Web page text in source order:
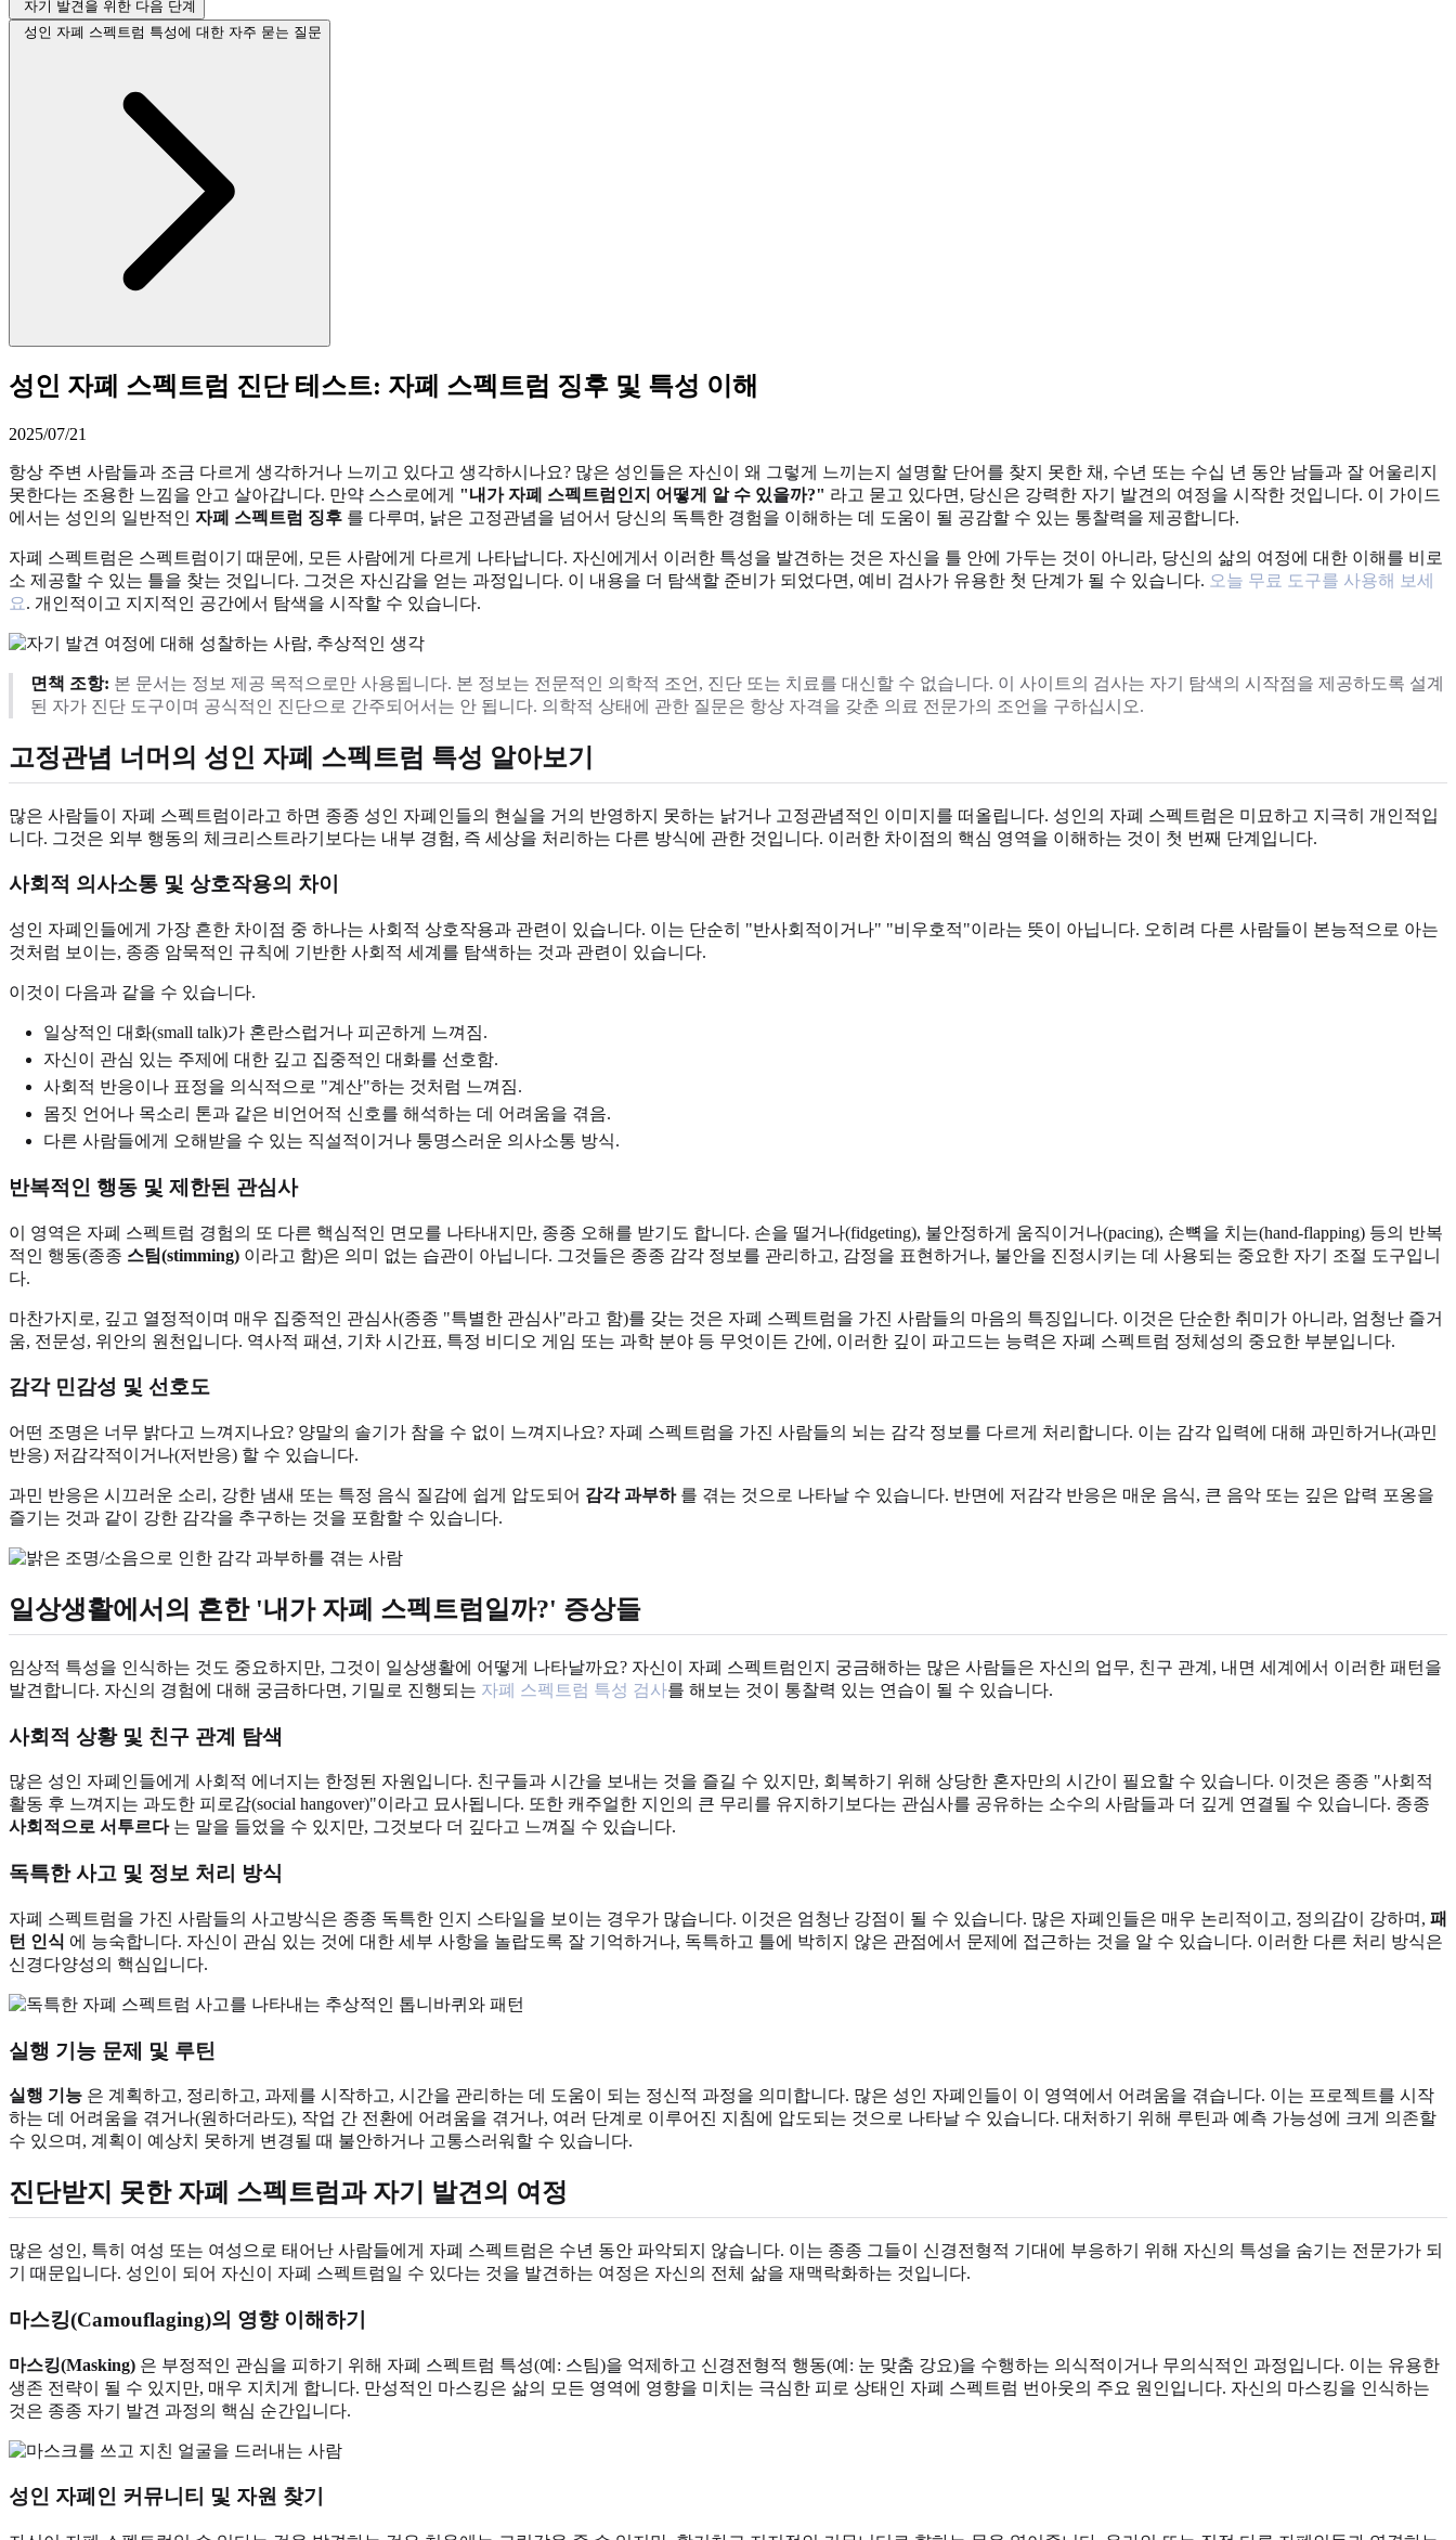
자기 발견을 위한 다음 단계
성인 자폐 스펙트럼 특성에 대한 자주 묻는 질문
성인 자폐 스펙트럼 진단 테스트: 자폐 스펙트럼 징후 및 특성 이해
2025/07/21
항상 주변 사람들과 조금 다르게 생각하거나 느끼고 있다고 생각하시나요? 많은 성인들은 자신이 왜 그렇게 느끼는지 설명할 단어를 찾지 못한 채, 수년 또는 수십 년 동안 남들과 잘 어울리지
못한다는 조용한 느낌을 안고 살아갑니다. 만약 스스로에게 "내가 자폐 스펙트럼인지 어떻게 알 수 있을까?" 라고 묻고 있다면, 당신은 강력한 자기 발견의 여정을 시작한 것입니다. 이 가이드
에서는 성인의 일반적인 자폐 스펙트럼 징후 를 다루며, 낡은 고정관념을 넘어서 당신의 독특한 경험을 이해하는 데 도움이 될 공감할 수 있는 통찰력을 제공합니다.
자폐 스펙트럼은 스펙트럼이기 때문에, 모든 사람에게 다르게 나타납니다. 자신에게서 이러한 특성을 발견하는 것은 자신을 틀 안에 가두는 것이 아니라, 당신의 삶의 여정에 대한 이해를 비로
소 제공할 수 있는 틀을 찾는 것입니다. 그것은 자신감을 얻는 과정입니다. 이 내용을 더 탐색할 준비가 되었다면, 예비 검사가 유용한 첫 단계가 될 수 있습니다. 오늘 무료 도구를 사용해 보세
요. 개인적이고 지지적인 공간에서 탐색을 시작할 수 있습니다.
면책 조항: 본 문서는 정보 제공 목적으로만 사용됩니다. 본 정보는 전문적인 의학적 조언, 진단 또는 치료를 대신할 수 없습니다. 이 사이트의 검사는 자기 탐색의 시작점을 제공하도록 설계
된 자가 진단 도구이며 공식적인 진단으로 간주되어서는 안 됩니다. 의학적 상태에 관한 질문은 항상 자격을 갖춘 의료 전문가의 조언을 구하십시오.
고정관념 너머의 성인 자폐 스펙트럼 특성 알아보기
많은 사람들이 자폐 스펙트럼이라고 하면 종종 성인 자폐인들의 현실을 거의 반영하지 못하는 낡거나 고정관념적인 이미지를 떠올립니다. 성인의 자폐 스펙트럼은 미묘하고 지극히 개인적입
니다. 그것은 외부 행동의 체크리스트라기보다는 내부 경험, 즉 세상을 처리하는 다른 방식에 관한 것입니다. 이러한 차이점의 핵심 영역을 이해하는 것이 첫 번째 단계입니다.
사회적 의사소통 및 상호작용의 차이
성인 자폐인들에게 가장 흔한 차이점 중 하나는 사회적 상호작용과 관련이 있습니다. 이는 단순히 "반사회적이거나" "비우호적"이라는 뜻이 아닙니다. 오히려 다른 사람들이 본능적으로 아는
것처럼 보이는, 종종 암묵적인 규칙에 기반한 사회적 세계를 탐색하는 것과 관련이 있습니다.
이것이 다음과 같을 수 있습니다.
일상적인 대화(small talk)가 혼란스럽거나 피곤하게 느껴짐.
자신이 관심 있는 주제에 대한 깊고 집중적인 대화를 선호함.
사회적 반응이나 표정을 의식적으로 "계산"하는 것처럼 느껴짐.
몸짓 언어나 목소리 톤과 같은 비언어적 신호를 해석하는 데 어려움을 겪음.
다른 사람들에게 오해받을 수 있는 직설적이거나 퉁명스러운 의사소통 방식.
반복적인 행동 및 제한된 관심사
이 영역은 자폐 스펙트럼 경험의 또 다른 핵심적인 면모를 나타내지만, 종종 오해를 받기도 합니다. 손을 떨거나(fidgeting), 불안정하게 움직이거나(pacing), 손뼉을 치는(hand-flapping) 등의 반복
적인 행동(종종 스팀(stimming) 이라고 함)은 의미 없는 습관이 아닙니다. 그것들은 종종 감각 정보를 관리하고, 감정을 표현하거나, 불안을 진정시키는 데 사용되는 중요한 자기 조절 도구입니
다.
마찬가지로, 깊고 열정적이며 매우 집중적인 관심사(종종 "특별한 관심사"라고 함)를 갖는 것은 자폐 스펙트럼을 가진 사람들의 마음의 특징입니다. 이것은 단순한 취미가 아니라, 엄청난 즐거
움, 전문성, 위안의 원천입니다. 역사적 패션, 기차 시간표, 특정 비디오 게임 또는 과학 분야 등 무엇이든 간에, 이러한 깊이 파고드는 능력은 자폐 스펙트럼 정체성의 중요한 부분입니다.
감각 민감성 및 선호도
어떤 조명은 너무 밝다고 느껴지나요? 양말의 솔기가 참을 수 없이 느껴지나요? 자폐 스펙트럼을 가진 사람들의 뇌는 감각 정보를 다르게 처리합니다. 이는 감각 입력에 대해 과민하거나(과민
반응) 저감각적이거나(저반응) 할 수 있습니다.
과민 반응은 시끄러운 소리, 강한 냄새 또는 특정 음식 질감에 쉽게 압도되어 감각 과부하를 겪는 것으로 나타날 수 있습니다. 반면에 저감각 반응은 매운 음식, 큰 음악 또는 깊은 압력 포옹을
즐기는 것과 같이 강한 감각을 추구하는 것을 포함할 수 있습니다.
일상생활에서의 흔한 '내가 자폐 스펙트럼일까?' 증상들
임상적 특성을 인식하는 것도 중요하지만, 그것이 일상생활에 어떻게 나타날까요? 자신이 자폐 스펙트럼인지 궁금해하는 많은 사람들은 자신의 업무, 친구 관계, 내면 세계에서 이러한 패턴을
발견합니다. 자신의 경험에 대해 궁금하다면, 기밀로 진행되는 자폐 스펙트럼 특성 검사를 해보는 것이 통찰력 있는 연습이 될 수 있습니다.
사회적 상황 및 친구 관계 탐색
많은 성인 자폐인들에게 사회적 에너지는 한정된 자원입니다. 친구들과 시간을 보내는 것을 즐길 수 있지만, 회복하기 위해 상당한 혼자만의 시간이 필요할 수 있습니다. 이것은 종종 "사회적
활동 후 느껴지는 과도한 피로감(social hangover)"이라고 묘사됩니다. 또한 캐주얼한 지인의 큰 무리를 유지하기보다는 관심사를 공유하는 소수의 사람들과 더 깊게 연결될 수 있습니다. 종종
사회적으로 서투르다는 말을 들었을 수 있지만, 그것보다 더 깊다고 느껴질 수 있습니다.
독특한 사고 및 정보 처리 방식
자폐 스펙트럼을 가진 사람들의 사고방식은 종종 독특한 인지 스타일을 보이는 경우가 많습니다. 이것은 엄청난 강점이 될 수 있습니다. 많은 자폐인들은 매우 논리적이고, 정의감이 강하며, 패
턴 인식 에 능숙합니다. 자신이 관심 있는 것에 대한 세부 사항을 놀랍도록 잘 기억하거나, 독특하고 틀에 박히지 않은 관점에서 문제에 접근하는 것을 알 수 있습니다. 이러한 다른 처리 방식은
신경다양성의 핵심입니다.
실행 기능 문제 및 루틴
실행 기능 은 계획하고, 정리하고, 과제를 시작하고, 시간을 관리하는 데 도움이 되는 정신적 과정을 의미합니다. 많은 성인 자폐인들이 이 영역에서 어려움을 겪습니다. 이는 프로젝트를 시작
하는 데 어려움을 겪거나(원하더라도), 작업 간 전환에 어려움을 겪거나, 여러 단계로 이루어진 지침에 압도되는 것으로 나타날 수 있습니다. 대처하기 위해 루틴과 예측 가능성에 크게 의존할
수 있으며, 계획이 예상치 못하게 변경될 때 불안하거나 고통스러워할 수 있습니다.
진단받지 못한 자폐 스펙트럼과 자기 발견의 여정
많은 성인, 특히 여성 또는 여성으로 태어난 사람들에게 자폐 스펙트럼은 수년 동안 파악되지 않습니다. 이는 종종 그들이 신경전형적 기대에 부응하기 위해 자신의 특성을 숨기는 전문가가 되
기 때문입니다. 성인이 되어 자신이 자폐 스펙트럼일 수 있다는 것을 발견하는 여정은 자신의 전체 삶을 재맥락화하는 것입니다.
마스킹(Camouflaging)의 영향 이해하기
마스킹(Masking) 은 부정적인 관심을 피하기 위해 자폐 스펙트럼 특성(예: 스팀)을 억제하고 신경전형적 행동(예: 눈 맞춤 강요)을 수행하는 의식적이거나 무의식적인 과정입니다. 이는 유용한
생존 전략이 될 수 있지만, 매우 지치게 합니다. 만성적인 마스킹은 삶의 모든 영역에 영향을 미치는 극심한 피로 상태인 자폐 스펙트럼 번아웃의 주요 원인입니다. 자신의 마스킹을 인식하는
것은 종종 자기 발견 과정의 핵심 순간입니다.
성인 자폐인 커뮤니티 및 자원 찾기